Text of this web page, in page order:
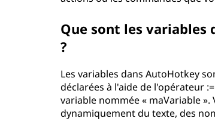
Que sont les
?
Les variables dans AutoHotkey
déclarées à l'aide de l'opérateur
variable nommée « maVariable
dynamiquement du texte, des